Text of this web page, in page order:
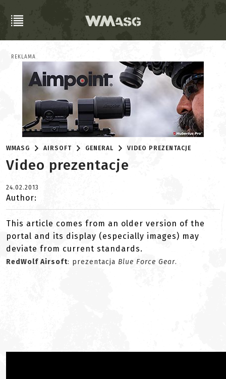
REKLAMA
WMASG AIRSOFT GENERAL VIDEO PREZENTACJE
Video prezentacje
24.02.2013
Author:
This article comes from an older version of the
portal and its display (especially images) may
deviate from current standards.
RedWolf Airsoft: prezentacja Blue Force Gear.